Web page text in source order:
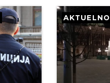
AKTUELNO